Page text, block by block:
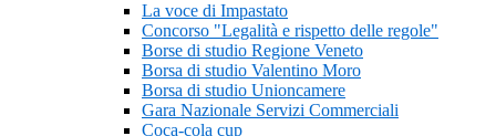
La voce di Impastato
Concorso "Legalità e rispetto delle regole"
Borse di studio Regione Veneto
Borsa di studio Valentino Moro
Borsa di studio Unioncamere
Gara Nazionale Servizi Commerciali
Coca-cola cup